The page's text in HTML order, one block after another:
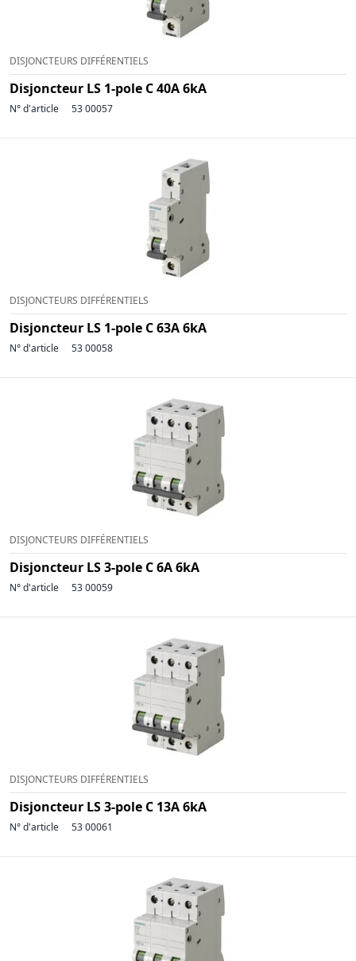
DISJONCTEURS DIFFÉRENTIELS
Disjoncteur LS 1-pole C 40A 6kA
N° d'article 53 00057
DISJONCTEURS DIFFÉRENTIELS
Disjoncteur LS 1-pole C 63A 6kA
N° d'article 53 00058
DISJONCTEURS DIFFÉRENTIELS
Disjoncteur LS 3-pole C 6A 6kA
N° d'article 53 00059
DISJONCTEURS DIFFÉRENTIELS
Disjoncteur LS 3-pole C 13A 6kA
N° d'article 53 00061